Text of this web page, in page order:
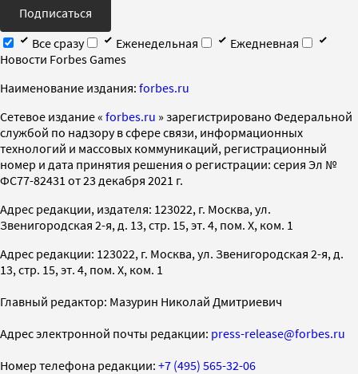
Подписаться
Все сразу
Еженедельная
Ежедневная
Новости Forbes Games
Наименование издания: forbes.ru
Cетевое издание « forbes.ru » зарегистрировано Федеральной
службой по надзору в сфере связи, информационных
технологий и массовых коммуникаций, регистрационный
номер и дата принятия решения о регистрации: серия Эл №
ФС77-82431 от 23 декабря 2021 г.
Адрес редакции, издателя: 123022, г. Москва, ул.
Звенигородская 2-я, д. 13, стр. 15, эт. 4, пом. X, ком. 1
Адрес редакции: 123022, г. Москва, ул. Звенигородская 2-я, д.
13, стр. 15, эт. 4, пом. X, ком. 1
Главный редактор: Мазурин Николай Дмитриевич
Адрес электронной почты редакции: press-release@forbes.ru
Номер телефона редакции: +7 (495) 565-32-06